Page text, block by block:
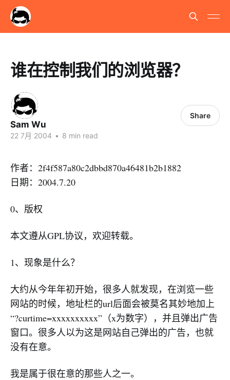
谁在控制我们的浏览器？
Sam Wu
22 7月 2004 • 8 min read
Share
作者：2f4f587a80c2dbbd870a46481b2b1882
日期：2004.7.20
0、版权
本文遵从GPL协议，欢迎转载。
1、现象是什么？
大约从今年年初开始，很多人就发现，在浏览一些
网站的时候，地址栏的url后面会被莫名其妙地加上
“?curtime=xxxxxxxxxx”（x为数字），并且弹出广告
窗口。很多人以为这是网站自己弹出的广告，也就
没有在意。
我是属于很在意的那些人之一。